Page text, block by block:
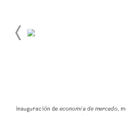
inauguración de economía de mercado,